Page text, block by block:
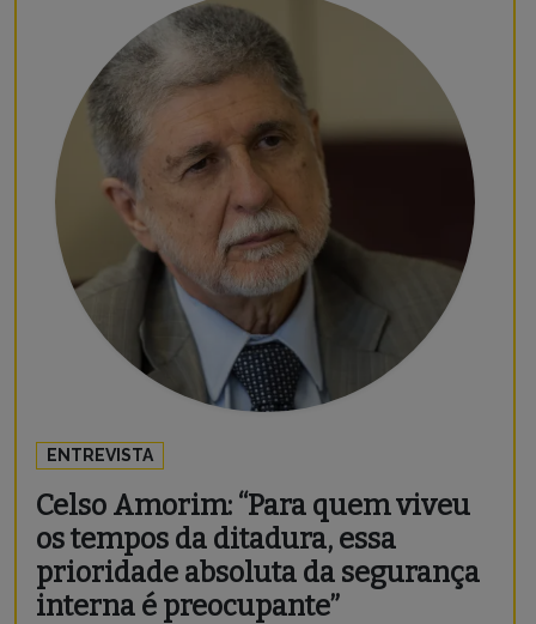
ENTREVISTA
Celso Amorim: “Para quem viveu
os tempos da ditadura, essa
prioridade absoluta da segurança
interna é preocupante”